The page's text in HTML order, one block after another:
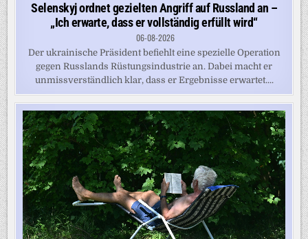
Selenskyj ordnet gezielten Angriff auf Russland an –
„Ich erwarte, dass er vollständig erfüllt wird“
06-08-2026
Der ukrainische Präsident befiehlt eine spezielle Operation
gegen Russlands Rüstungsindustrie an. Dabei macht er
unmissverständlich klar, dass er Ergebnisse erwartet....